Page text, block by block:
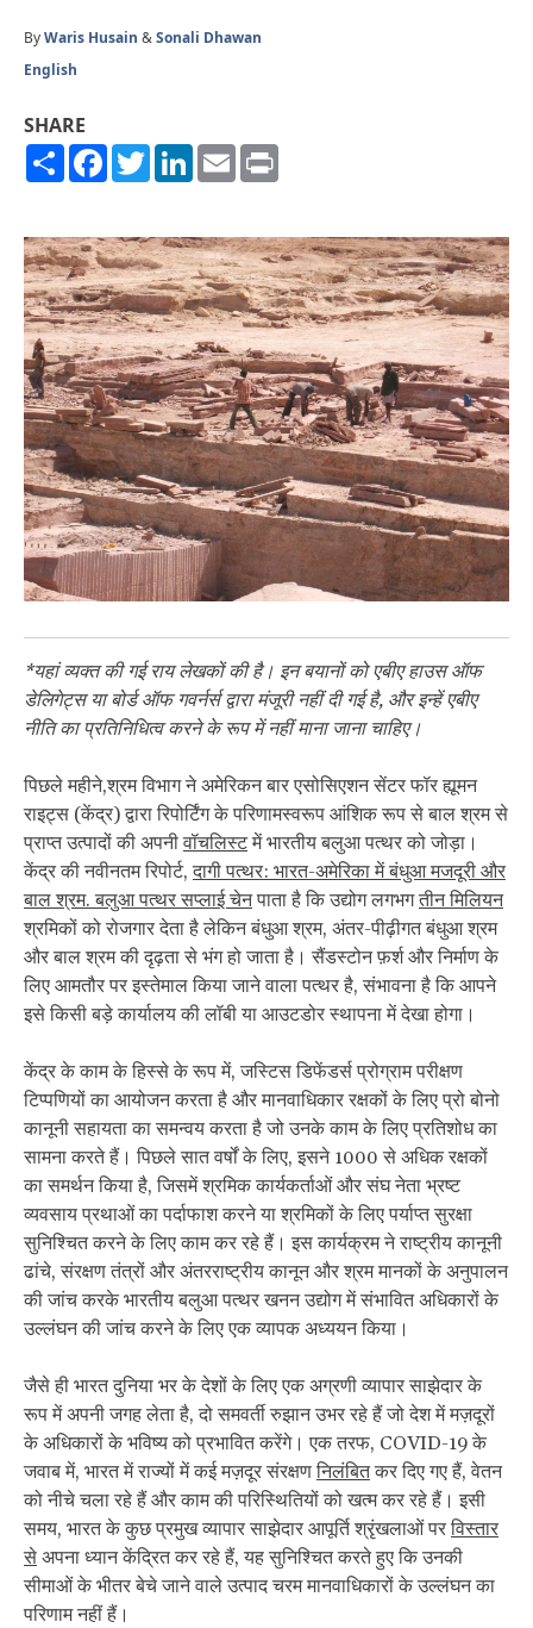
ByWaris Husain &Sonali Dhawan
English
SHARE
ShareFacebook
TwitterLinkedIn
Email
*यहां व्यक्त की गई राय लेखकों की है। इन बयानों को एबीए हाउस ऑफ
डेलिगेट्स या बोर्ड ऑफ गवर्नर्स द्वारा मंजूरी नहीं दी गई है, और इन्हें एबीए
नीति का प्रतिनिधित्व करने के रूप में नहीं माना जाना चाहिए।
पिछले महीने,श्रम विभाग ने अमेरिकन बार एसोसिएशन सेंटर फॉर ह्यूमन
राइट्स (केंद्र) द्वारा रिपोर्टिंग के परिणामस्वरूप आंशिक रूप से बाल श्रम से
प्राप्त उत्पादों की अपनीवॉचलिस्टमें भारतीय बलुआ पत्थर को जोड़ा।
केंद्र की नवीनतम रिपोर्ट,दागी पत्थर: भारत-अमेरिका में बंधुआ मजदूरी और
बाल श्रम. बलुआ पत्थर सप्लाई चेनपाता है कि उद्योग लगभगतीन मिलियन
श्रमिकों को रोजगार देता है लेकिन बंधुआ श्रम, अंतर-पीढ़ीगत बंधुआ श्रम
और बाल श्रम की दृढ़ता से भंग हो जाता है। सैंडस्टोन फ़र्श और निर्माण के
लिए आमतौर पर इस्तेमाल किया जाने वाला पत्थर है, संभावना है कि आपने
इसे किसी बड़े कार्यालय की लॉबी या आउटडोर स्थापना में देखा होगा।
केंद्र के काम के हिस्से के रूप में, जस्टिस डिफेंडर्स प्रोग्राम परीक्षण
टिप्पणियों का आयोजन करता है और मानवाधिकार रक्षकों के लिए प्रो बोनो
कानूनी सहायता का समन्वय करता है जो उनके काम के लिए प्रतिशोध का
सामना करते हैं। पिछले सात वर्षों के लिए, इसने 1000 से अधिक रक्षकों
का समर्थन किया है, जिसमें श्रमिक कार्यकर्ताओं और संघ नेता भ्रष्ट
व्यवसाय प्रथाओं का पर्दाफाश करने या श्रमिकों के लिए पर्याप्त सुरक्षा
सुनिश्चित करने के लिए काम कर रहे हैं। इस कार्यक्रम ने राष्ट्रीय कानूनी
ढांचे, संरक्षण तंत्रों और अंतरराष्ट्रीय कानून और श्रम मानकों के अनुपालन
की जांच करके भारतीय बलुआ पत्थर खनन उद्योग में संभावित अधिकारों के
उल्लंघन की जांच करने के लिए एक व्यापक अध्ययन किया।
जैसे ही भारत दुनिया भर के देशों के लिए एक अग्रणी व्यापार साझेदार के
रूप में अपनी जगह लेता है, दो समवर्ती रुझान उभर रहे हैं जो देश में मज़दूरों
के अधिकारों के भविष्य को प्रभावित करेंगे। एक तरफ, COVID-19 के
जवाब में, भारत में राज्यों में कई मज़दूर संरक्षणनिलंबितकर दिए गए हैं, वेतन
को नीचे चला रहे हैं और काम की परिस्थितियों को खत्म कर रहे हैं। इसी
समय, भारत के कुछ प्रमुख व्यापार साझेदार आपूर्ति श्रृंखलाओं परविस्तार
से अपना ध्यान केंद्रित कर रहे हैं, यह सुनिश्चित करते हुए कि उनकी
सीमाओं के भीतर बेचे जाने वाले उत्पाद चरम मानवाधिकारों के उल्लंघन का
परिणाम नहीं हैं।